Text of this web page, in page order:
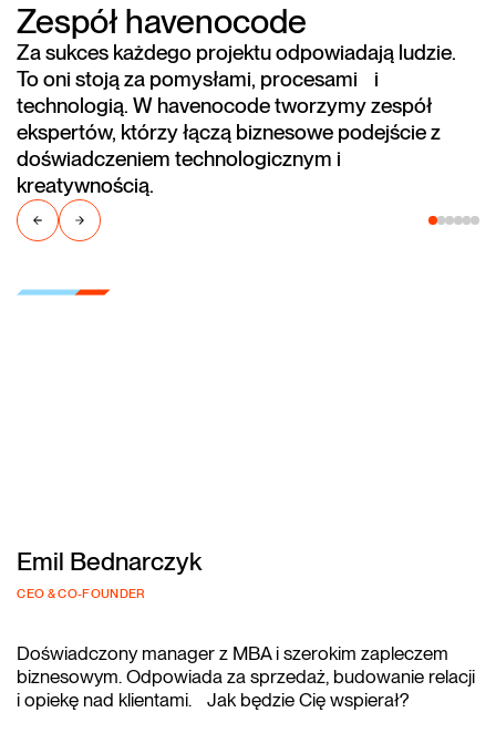
Zespół havenocode
Za sukces każdego projektu odpowiadają ludzie.
To oni stoją za pomysłami, procesami i
technologią. W havenocode tworzymy zespół
ekspertów, którzy łączą biznesowe podejście z
doświadczeniem technologicznym i
kreatywnością.
Emil Bednarczyk
CEO & CO-FOUNDER
Doświadczony manager z MBA i szerokim zapleczem
biznesowym. Odpowiada za sprzedaż, budowanie relacji
i opiekę nad klientami. Jak będzie Cię wspierał?